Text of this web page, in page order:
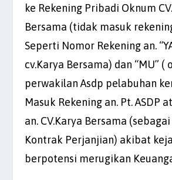
ke Rekening Pribadi Oknum
Bersama (tidak masuk
Seperti Nomor Rekening an.
cv.Karya Bersama) dan “MU” (
perwakilan Asdp pelabuhan
Masuk Rekening an. Pt. ASDP
an. CV.Karya Bersama
Kontrak Perjanjian) akibat
berpotensi merugikan